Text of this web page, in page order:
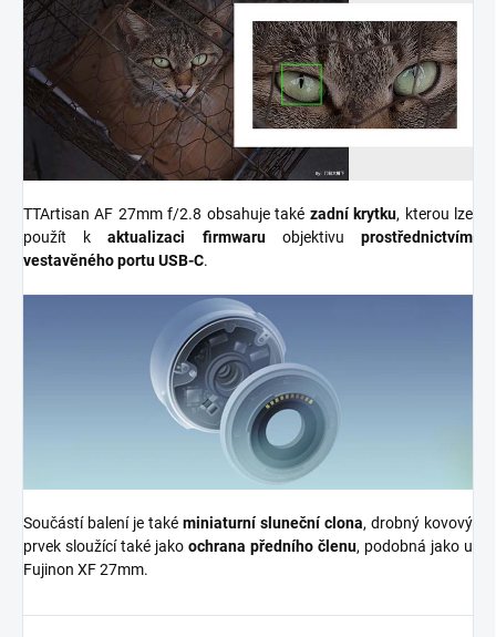
TTArtisan AF 27mm f/2.8 obsahuje také zadní krytku, kterou lze
použít kaktualizaci firmwaruobjektivuprostřednictvím
vestavěného portu USB-C.
Součástí balení je také miniaturní sluneční clona, drobný kovový
prvek sloužící také jako ochrana předního členu, podobná jako u
Fujinon XF 27mm.